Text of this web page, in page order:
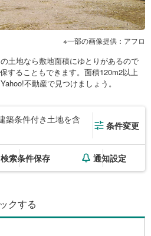
一部の画像提供：アフロ
土地なら敷地面積にゆとりがあるので
することもできます。面積120m2以上
不動産で見つけましょう。
築条件付き土地を含
条件変更
検索条件保存 通知設定
クする